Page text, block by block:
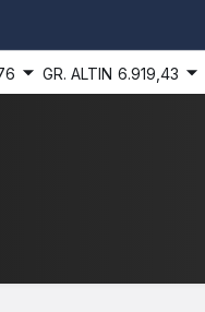
GR. ALTIN 6.919,43